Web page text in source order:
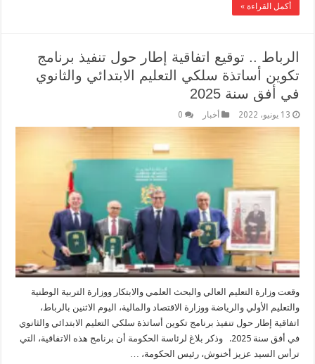
أكمل القراءة »
الرباط .. توقيع اتفاقية إطار حول تنفيذ برنامج
تكوين أساتذة سلكي‎ ‎التعليم الابتدائي والثانوي
في ‏أفق‎ ‎سنة‎2025 ‎
13 يونيو، 2022 أخبار 0
وقعت وزارة التعليم العالي والبحث العلمي والابتكار ووزارة التربية ‏الوطنية
والتعليم الأولي والرياضة ووزارة الاقتصاد والمالية، اليوم الاثنين بالرباط،
اتفاقية إطار حول تنفيذ برنامج تكوين أساتذة سلكي‎ ‎التعليم الابتدائي والثانوي
في ‏أفق‎ ‎سنة‎2025 ‎. وذكر بلاغ لرئاسة الحكومة أن برنامج هذه الاتفاقية، التي
ترأس السيد عزيز أخنوش، رئيس الحكومة، …